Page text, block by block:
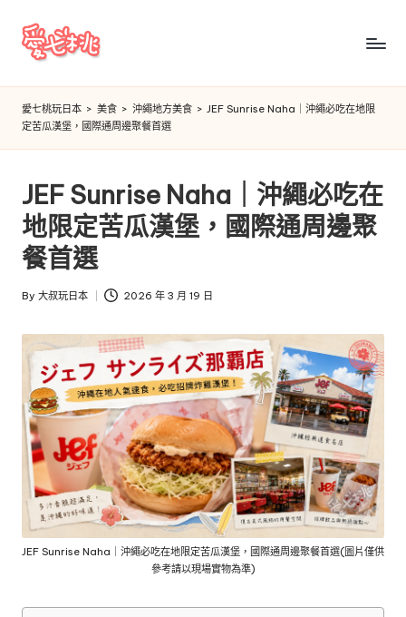
Skip
愛
七
桃
玩
日
本
愛七桃玩日本 > 美食 > 沖繩地方美食 > JEF Sunrise Naha｜沖繩必吃在地限
定苦瓜漢堡，國際通周邊聚餐首選
JEF Sunrise Naha｜沖繩必吃在
地限定苦瓜漢堡，國際通周邊聚
餐首選
Posted
By 大叔玩日本 2026 年 3 月 19 日
JEF Sunrise Naha｜沖繩必吃在地限定苦瓜漢堡，國際通周邊聚餐首選(圖片僅供
參考請以現場實物為準)